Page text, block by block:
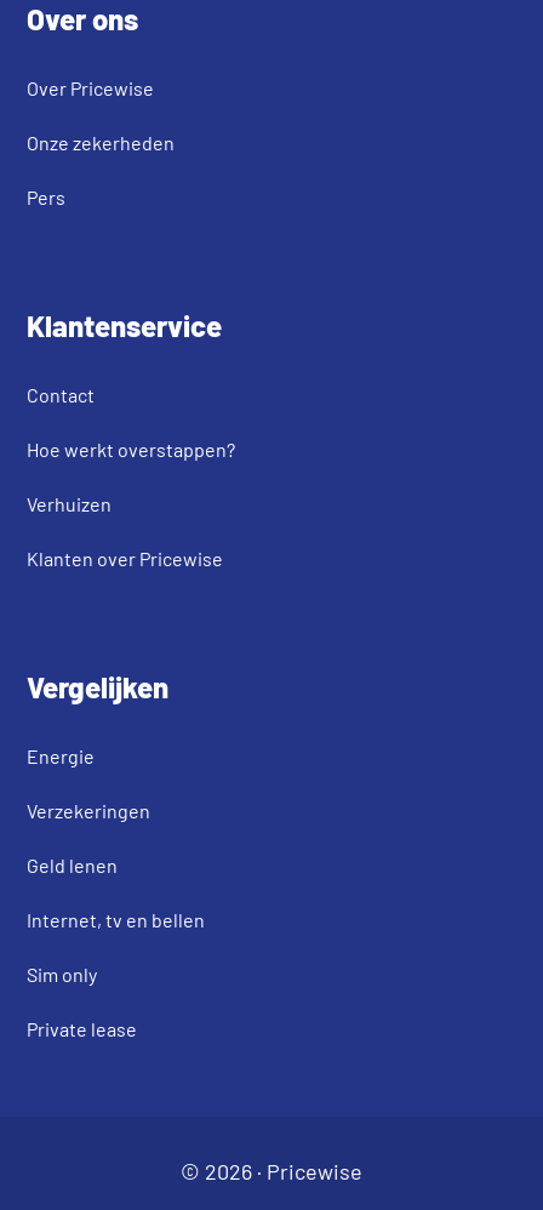
Over ons
Over Pricewise
Onze zekerheden
Pers
Klantenservice
Contact
Hoe werkt overstappen?
Verhuizen
Klanten over Pricewise
Vergelijken
Energie
Verzekeringen
Geld lenen
Internet, tv en bellen
Sim only
Private lease
© 2026 · Pricewise